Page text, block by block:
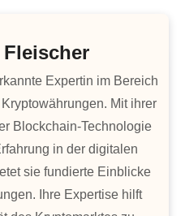
Expertin im Bereich
Mit ihrer
Blockchain-Technologie
in der digitalen
sie fundierte Einblicke
Ihre Expertise hilft